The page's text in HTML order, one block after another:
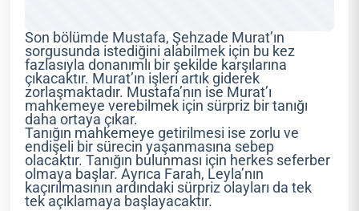
Son bölümde Mustafa, Şehzade Murat’ın
sorgusunda istediğini alabilmek için bu kez
fazlasıyla donanımlı bir şekilde karşılarına
çıkacaktır. Murat’ın işleri artık giderek
zorlaşmaktadır. Mustafa’nın ise Murat’ı
mahkemeye verebilmek için sürpriz bir tanığı
daha ortaya çıkar.
Tanığın mahkemeye getirilmesi ise zorlu ve
endişeli bir sürecin yaşanmasına sebep
olacaktır. Tanığın bulunması için herkes seferber
olmaya başlar. Ayrıca Farah, Leyla’nın
kaçırılmasının ardındaki sürpriz olayları da tek
tek açıklamaya başlayacaktır.